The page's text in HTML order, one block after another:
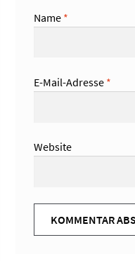
Name *
E-Mail-Adresse *
Website